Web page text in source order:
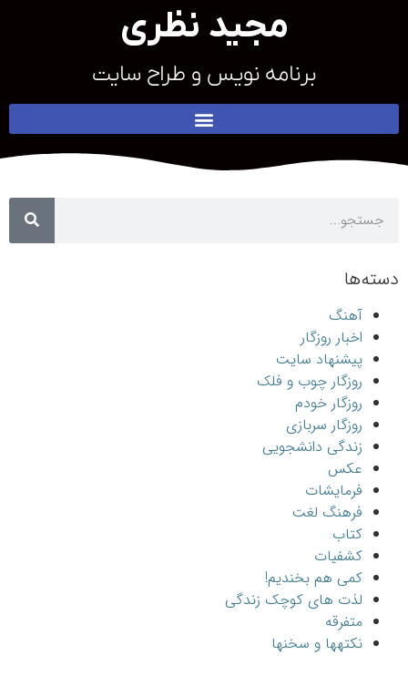
مجید نظری
برنامه نویس و طراح سایت
دسته‌ها
آهنگ
اخبار روزگار
پیشنهاد سایت
روزگار چوب و فلک
روزگار خودم
روزگار سربازی
زندگی دانشجویی
عکس
فرمایشات
فرهنگ لغت
کتاب
کشفیات
کمی هم بخندیم!
لذت های کوچک زندگی
متفرقه
نکته‎ها و سخن‎ها